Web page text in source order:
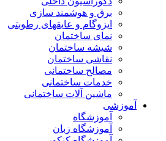
برق و هوشمند سازی
ایزوگام و عایقهای رطوبتی
نمای ساختمان
شیشه ساختمان
نقاشی ساختمان
مصالح ساختمانی
خدمات ساختمانی
ماشین آلات ساختمانی
آموزشی
آموزشگاه
آموزشگاه زبان